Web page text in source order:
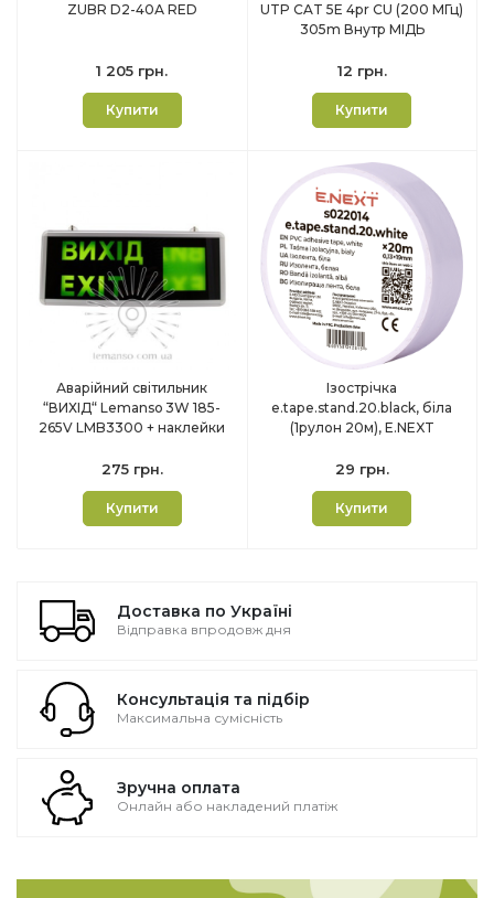
ZUBR D2-40А RED
1 205 грн.
Купити
UTP CAT 5E 4pr CU (200 МГц)
305m Внутр МІДЬ
12 грн.
Купити
Аварійний світильник
“ВИХІД“ Lemanso 3W 185-
265V LMB3300 + наклейки
275 грн.
Купити
Ізострічка
e.tape.stand.20.black, біла
(1рулон 20м), E.NEXT
29 грн.
Купити
Доставка по Україні
Відправка впродовж дня
Консультація та підбір
Максимальна сумісність
Зручна оплата
Онлайн або накладений платіж